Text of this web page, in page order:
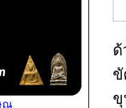
ณุ
ด้
ขั
ขุ